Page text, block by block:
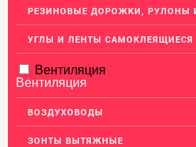
Латунные листы
Уголок латунный
Латунная полоса
Латунный прокат Л63
РЕЗИНОВЫЕ ДОРОЖКИ, РУЛОНЫ
УГЛЫ И ЛЕНТЫ САМОКЛЕЯЩИЕСЯ
Вентиляция
Вентиляция
ВОЗДУХОВОДЫ
ЗОНТЫ ВЫТЯЖНЫЕ